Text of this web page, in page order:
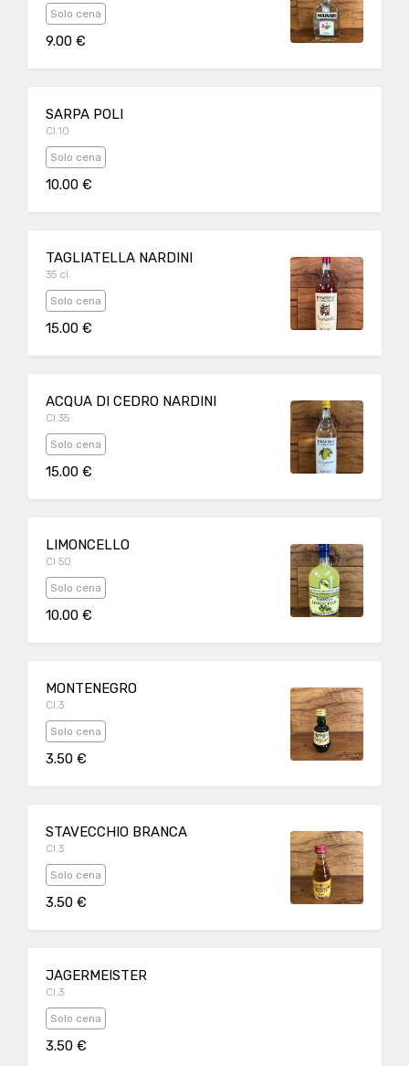
Solo cena
9.00 €
SARPA POLI
Cl.10
Solo cena
10.00 €
TAGLIATELLA NARDINI
35 cl.
Solo cena
15.00 €
ACQUA DI CEDRO NARDINI
Cl.35
Solo cena
15.00 €
LIMONCELLO
Cl 50
Solo cena
10.00 €
MONTENEGRO
Cl.3
Solo cena
3.50 €
STAVECCHIO BRANCA
Cl.3
Solo cena
3.50 €
JAGERMEISTER
Cl.3
Solo cena
3.50 €